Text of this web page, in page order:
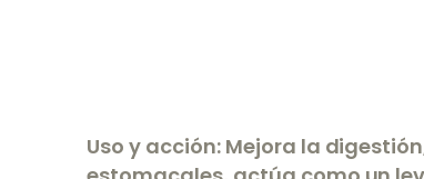
Uso y acción: Mejora la